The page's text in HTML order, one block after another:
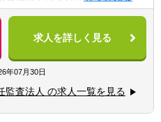
スキル】
ルティングファームでの実務経
安：TOEIC740以上）
計処理等についてのアバイスを
。
務 準金融商品取引法監査
全般
務の例】
求人を詳しく見る
年07月30日
監査法人 の求人一覧を見る